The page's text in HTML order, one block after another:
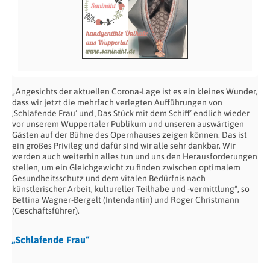
„Angesichts der aktuellen Corona-Lage ist es ein kleines Wunder,
dass wir jetzt die mehrfach verlegten Aufführungen von
‚Schlafende Frau‘ und ‚Das Stück mit dem Schiff‘ endlich wieder
vor unserem Wuppertaler Publikum und unseren auswärtigen
Gästen auf der Bühne des Opernhauses zeigen können. Das ist
ein großes Privileg und dafür sind wir alle sehr dankbar. Wir
werden auch weiterhin alles tun und uns den Herausforderungen
stellen, um ein Gleichgewicht zu finden zwischen optimalem
Gesundheitsschutz und dem vitalen Bedürfnis nach
künstlerischer Arbeit, kultureller Teilhabe und -vermittlung“, so
Bettina Wagner-Bergelt (Intendantin) und Roger Christmann
(Geschäftsführer).
„Schlafende Frau“